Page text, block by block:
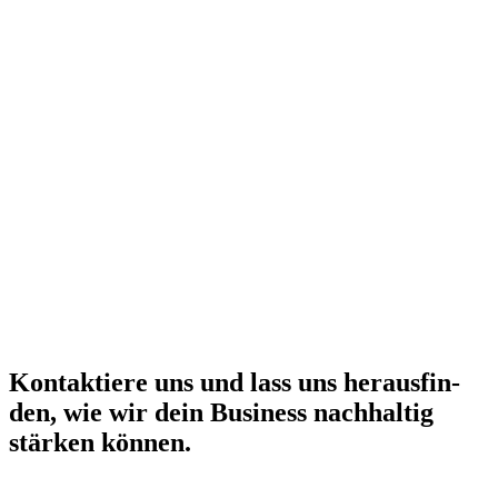
Kon­tak­tie­re uns und lass uns her­aus­fin­
den, wie wir dein Busi­ness nach­hal­tig
stär­ken kön­nen.